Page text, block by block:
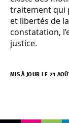
traitement qui
et libertés de
constatation,
justice.
MIS À JOUR LE 21